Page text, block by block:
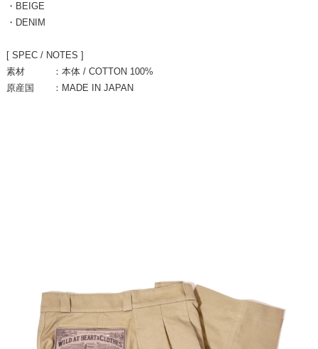
・BEIGE
・DENIM
[ SPEC / NOTES ]
素材 ：本体 / COTTON 100%
原産国 ：MADE IN JAPAN